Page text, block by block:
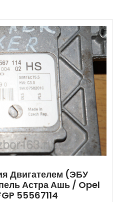
Двигателем (ЭБУ
Астра Ашь / Opel
55567114